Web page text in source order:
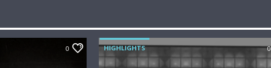
0 HIGHLIGHTS 0